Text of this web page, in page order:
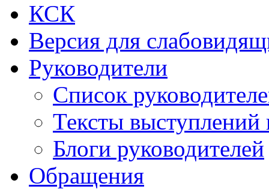
КСК
Версия для
Руководители
Список
Тексты выступлений
Блоги руководителей
Обращения